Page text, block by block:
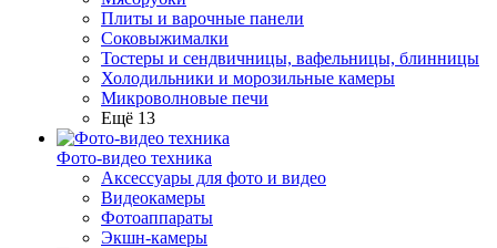
Плиты и варочные панели
Соковыжималки
Тостеры и сендвичницы, вафельницы, блинницы
Холодильники и морозильные камеры
Микроволновые печи
Ещё 13
Фото-видео техника
Аксессуары для фото и видео
Видеокамеры
Фотоаппараты
Экшн-камеры